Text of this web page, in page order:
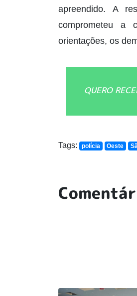
apreendido. A
comprometeu a
orientações, os
QUERO
Tags: polícia Oeste